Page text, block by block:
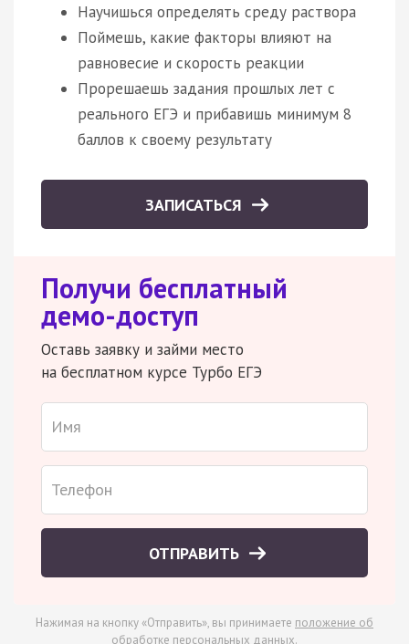
Научишься определять среду раствора
Поймешь, какие факторы влияют на
равновесие и скорость реакции
Прорешаешь задания прошлых лет с
реального ЕГЭ и прибавишь минимум 8
баллов к своему результату
ЗАПИСАТЬСЯ
Получи бесплатный
демо-доступ
Оставь заявку и займи место
на бесплатном курсе Турбо ЕГЭ
ОТПРАВИТЬ
Нажимая на кнопку «Отправить», вы принимаете положение об
обработке персональных данных.